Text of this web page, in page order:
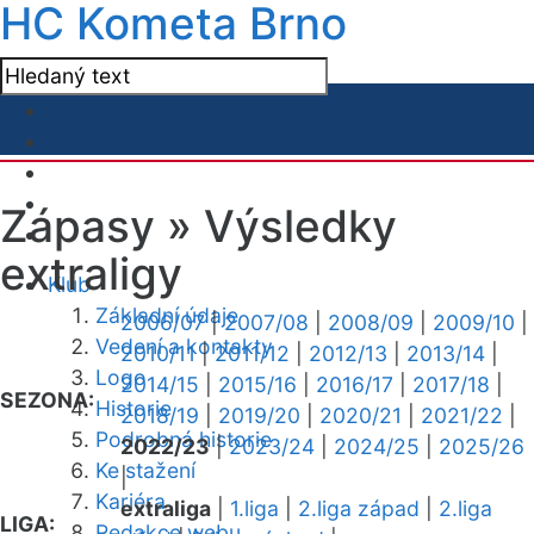
HC Kometa Brno
Klub
Základní údaje
Vedení a kontakty
Logo
Historie
Podrobná historie
Ke stažení
Kariéra
Zápasy » Výsledky
extraligy
SEZONA:
2006/07|2007/08 2008/09 2009/10
2010/11|2011/12 2012/13 2013/14
2014/15
2015/16 2016/17 2017/18
2018/19
2019/20 2020/21 2021/22
2022/23|2023/24 2024/25
2025/26
|
LIGA:
extraliga 1.liga 2.liga západ
2.liga